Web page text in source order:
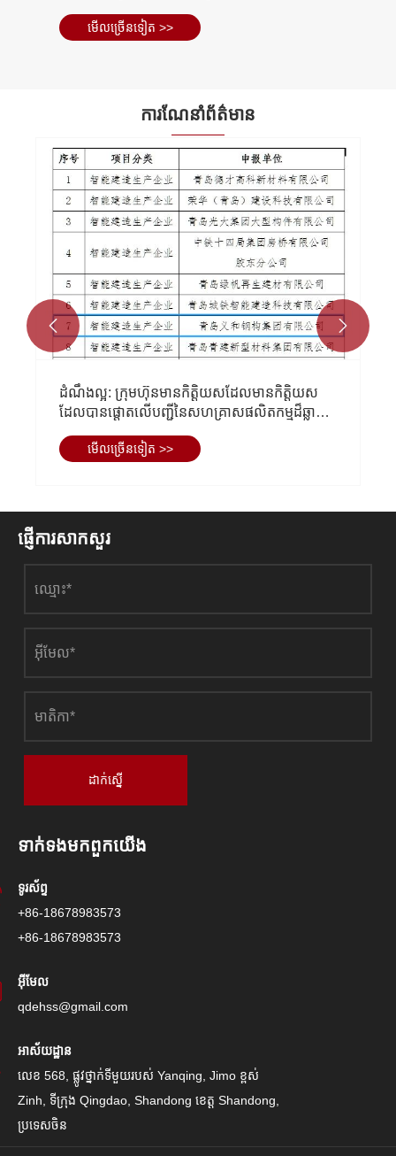
មើល​ច្រើន​ទៀត >>
ការណែនាំព័ត៌មាន
ការិយាល័យអភិវឌ្ឍន៍លំនៅដ្ឋាន និងទីក្រុង-ជនបទស្រុក
Jimo បានទៅពិនិត្យ និងស្រាវជ្រាវគម្រោង Inwent
សំណង់ "នាំភាពត្រជាក់"
មើល​ច្រើន​ទៀត >>
 
ផ្ញើការសាកសួរ
ដាក់ស្នើ
ទាក់ទង​មក​ពួក​យើង
ទូរស័ព្ទ
+86-18678983573
+86-18678983573
អ៊ីមែល
qdehss@gmail.com
អាស័យដ្ឋាន
លេខ 568, ផ្លូវថ្នាក់ទីមួយរបស់ Yanqing, Jimo ខ្ពស់
Zinh, ទីក្រុង Qingdao, Shandong ខេត្ត Shandong,
ប្រទេសចិន